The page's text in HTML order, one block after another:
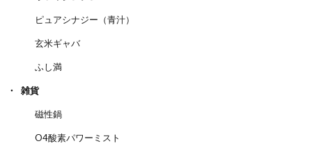
ピュアシナジー（青汁）
玄米ギャバ
ふし満
雑貨
磁性鍋
O4酸素パワーミスト